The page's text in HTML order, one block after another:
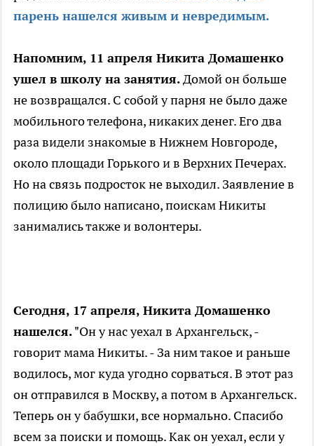
парень нашелся живым и невредимым.
Напомним, 11 апреля Никита Домашенко
ушел в школу на занятия.Домой он больше
не возвращался. С собой у парня не было даже
мобильного телефона, никаких денег. Его два
раза видели знакомые в Нижнем Новгороде,
около площади Горького и в Верхних Печерах.
Но на связь подросток не выходил. Заявление в
полицию было написано, поискам Никиты
занимались также и волонтеры.
Сегодня, 17 апреля, Никита Домашенко
нашелся."Он у нас уехал в Архангельск, -
говорит мама Никиты. - За ним такое и раньше
водилось, мог куда угодно сорваться. В этот раз
он отправился в Москву, а потом в Архангельск.
Теперь он у бабушки, все нормально. Спасибо
всем за поиски и помощь. Как он уехал, если у